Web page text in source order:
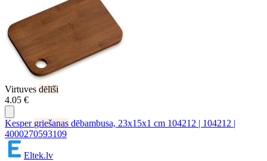
Virtuves dēlīši
4.05 €
Kesper griešanas dēbambusa, 23x15x1 cm 104212 | 104212 |
4000270593109
Eltek.lv